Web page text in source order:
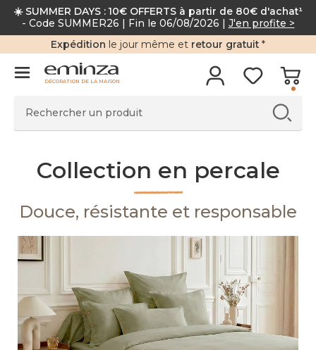
☀️ SUMMER DAYS : 10€ OFFERTS à partir de 80€ d'achat¹
- Code SUMMER26 | Fin le 06/08/2026 | J'en profite >
Expédition le jour même et retour gratuit *
DÉCORATION DE LA MAISON
Collection en percale
Douce, résistante et responsable